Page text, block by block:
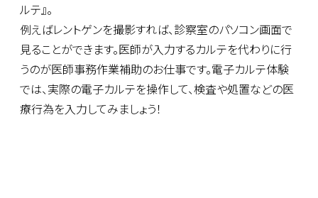
ルテ』。
例えばレントゲンを撮影すれば、診察室のパソコン画面で
見ることができます。医師が入力するカルテを代わりに行
うのが医師事務作業補助のお仕事です。電子カルテ体験
では、実際の電子カルテを操作して、検査や処置などの医
療行為を入力してみましょう！